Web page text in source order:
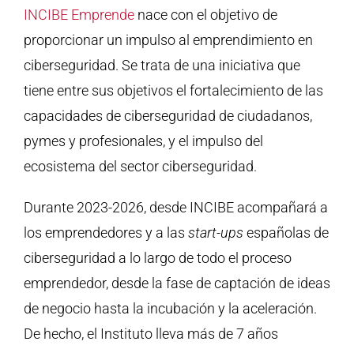
INCIBE Emprende nace con el objetivo de
proporcionar un impulso al emprendimiento en
ciberseguridad. Se trata de una iniciativa que
tiene entre sus objetivos el fortalecimiento de las
capacidades de ciberseguridad de ciudadanos,
pymes y profesionales, y el impulso del
ecosistema del sector ciberseguridad.
Durante 2023-2026, desde INCIBE acompañará a
los emprendedores y a las start-ups españolas de
ciberseguridad a lo largo de todo el proceso
emprendedor, desde la fase de captación de ideas
de negocio hasta la incubación y la aceleración.
De hecho, el Instituto lleva más de 7 años